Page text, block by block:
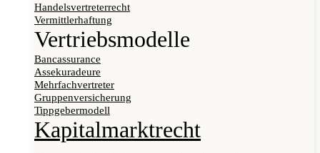
Handelsvertreterrecht
Vermittlerhaftung
Vertriebsmodelle
Bancassurance
Assekuradeure
Mehrfachvertreter
Gruppenversicherung
Tippgebermodell
Kapitalmarktrecht